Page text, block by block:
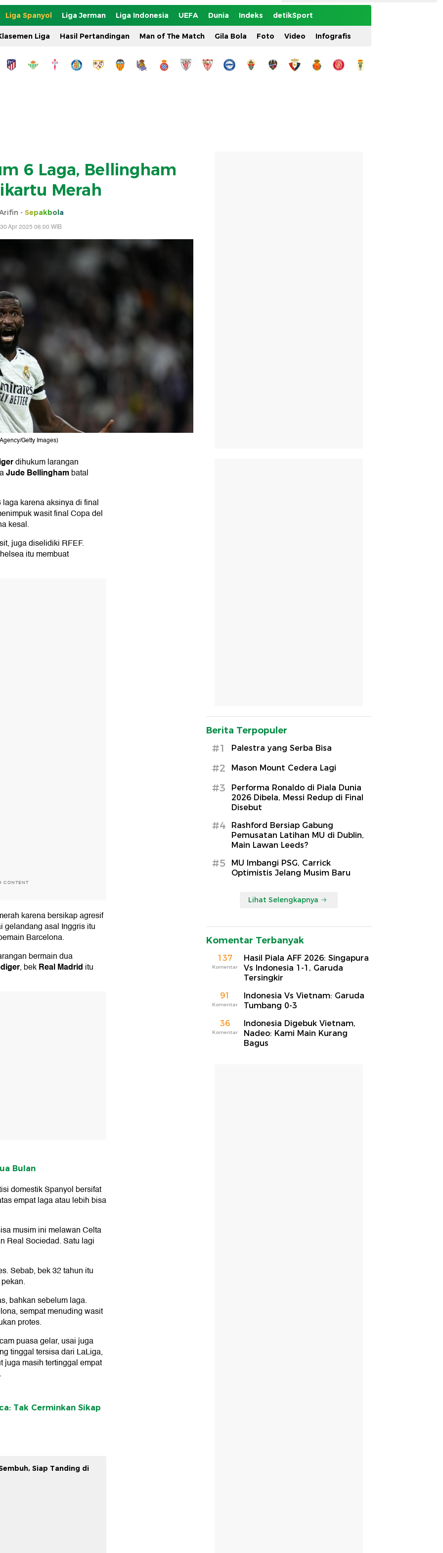
Liga Spanyol Liga Jerman Liga Indonesia UEFA Dunia Indeks detikSport
Liga Hasil Pertandingan Man of The Match Gila Bola Foto Video Infografis
6 Laga, Bellingham
Merah
- Sepakbola
Apr 2025 06:00 WIB
Getty Images)
dihukum larangan
Jude Bellinghambatal
karena aksinya di final
wasit final Copa del
kesal.
juga diselidiki RFEF.
itu membuat
CONTENT
karena bersikap agresif
gelandang asal Inggris itu
Barcelona.
bermain dua
, bekReal Madrid itu
Bulan
domestik Spanyol bersifat
empat laga atau lebih bisa
musim ini melawan Celta
Real Sociedad. Satu lagi
Sebab, bek 32 tahun itu
bahkan sebelum laga.
sempat menuding wasit
protes.
puasa gelar, usai juga
tinggal tersisa dari LaLiga,
juga masih tertinggal empat
Tak Cerminkan Sikap
Siap Tanding di
Berita Terpopuler
#1 Palestra yang Serba Bisa
#2 Mason Mount Cedera Lagi
#3
Performa Ronaldo di Piala Dunia
2026 Dibela, Messi Redup di Final
Disebut
#4
Rashford Bersiap Gabung
Pemusatan Latihan MU di Dublin,
Main Lawan Leeds?
#5
MU Imbangi PSG, Carrick
Optimistis Jelang Musim Baru
Lihat Selengkapnya
Komentar Terbanyak
137
Komentar
Hasil Piala AFF 2026: Singapura
Vs Indonesia 1-1, Garuda
Tersingkir
91
Komentar
Indonesia Vs Vietnam: Garuda
Tumbang 0-3
36
Komentar
Indonesia Digebuk Vietnam,
Nadeo: Kami Main Kurang
Bagus